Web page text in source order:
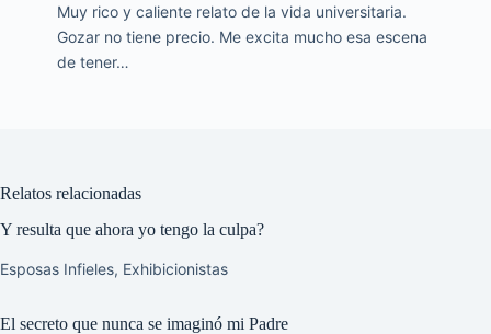
Muy rico y caliente relato de la vida universitaria.
Gozar no tiene precio. Me excita mucho esa escena
de tener…
Relatos relacionadas
Y resulta que ahora yo tengo la culpa?
Esposas Infieles, Exhibicionistas
El secreto que nunca se imaginó mi Padre